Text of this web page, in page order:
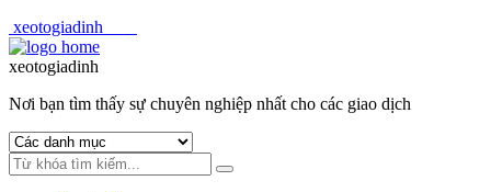
xeotogiadinh
Skip
to
Skip
to
xeotogiadinh
Nơi bạn tìm thấy sự chuyên nghiệp nhất cho các giao dịch